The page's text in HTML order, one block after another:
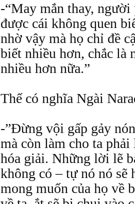
-“May mắn thay, người
được cái không quen
nhờ vậy mà họ chỉ đề
biết nhiều hơn, chắc là
nhiều hơn nữa.”
Thế có nghĩa Ngài
-”Đừng vội gấp gảy
mà còn làm cho ta
hóa giải. Những lời lẽ
không có – tự nó nó sẽ
mong muốn của họ về